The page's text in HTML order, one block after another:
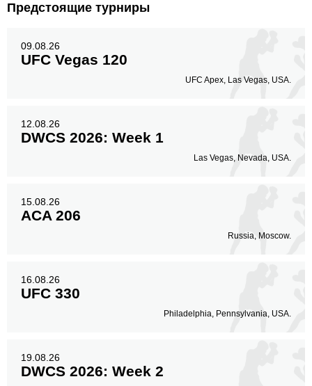
Предстоящие турниры
09.08.26
UFC Vegas 120
UFC Apex, Las Vegas, USA.
12.08.26
DWCS 2026: Week 1
Las Vegas, Nevada, USA.
15.08.26
ACA 206
Russia, Moscow.
16.08.26
UFC 330
Philadelphia, Pennsylvania, USA.
19.08.26
DWCS 2026: Week 2